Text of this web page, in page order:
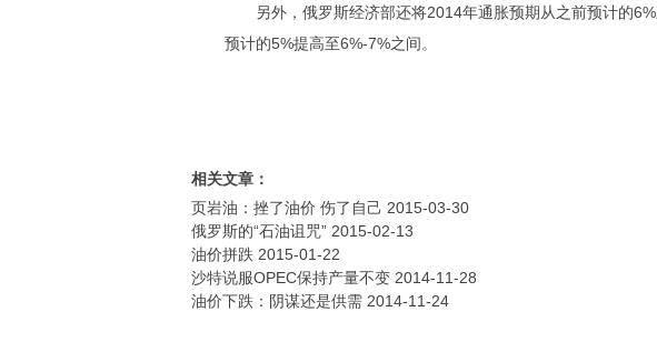
另外，俄罗斯经济部还将2014年通胀预期从之前预计的6%
预计的5%提高至6%-7%之间。
相关文章：
页岩油：挫了油价 伤了自己 2015-03-30
俄罗斯的“石油诅咒” 2015-02-13
油价拼跌 2015-01-22
沙特说服OPEC保持产量不变 2014-11-28
油价下跌：阴谋还是供需 2014-11-24